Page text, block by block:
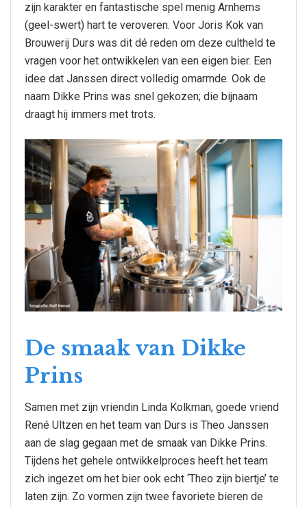
zijn karakter en fantastische spel menig Arnhems
(geel-swert) hart te veroveren. Voor Joris Kok van
Brouwerij Durs was dit dé reden om deze cultheld te
vragen voor het ontwikkelen van een eigen bier. Een
idee dat Janssen direct volledig omarmde. Ook de
naam Dikke Prins was snel gekozen; die bijnaam
draagt hij immers met trots.
De smaak van Dikke
Prins
Samen met zijn vriendin Linda Kolkman, goede vriend
René Ultzen en het team van Durs is Theo Janssen
aan de slag gegaan met de smaak van Dikke Prins.
Tijdens het gehele ontwikkelproces heeft het team
zich ingezet om het bier ook echt ‘Theo zijn biertje’ te
laten zijn. Zo vormen zijn twee favoriete bieren de